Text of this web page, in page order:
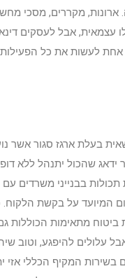
ארונות, מקררים,
עצמאית, אבל לעסקים
לעשות את כל
בעלת ארגז סגור אשר
שהכול יתנהל ללא
בבנייני משרדים
המיועד על בקשת הלקוח.
מתאימות הכוללות גם
עלולים להיפגע,
המקיף הכללי אזי